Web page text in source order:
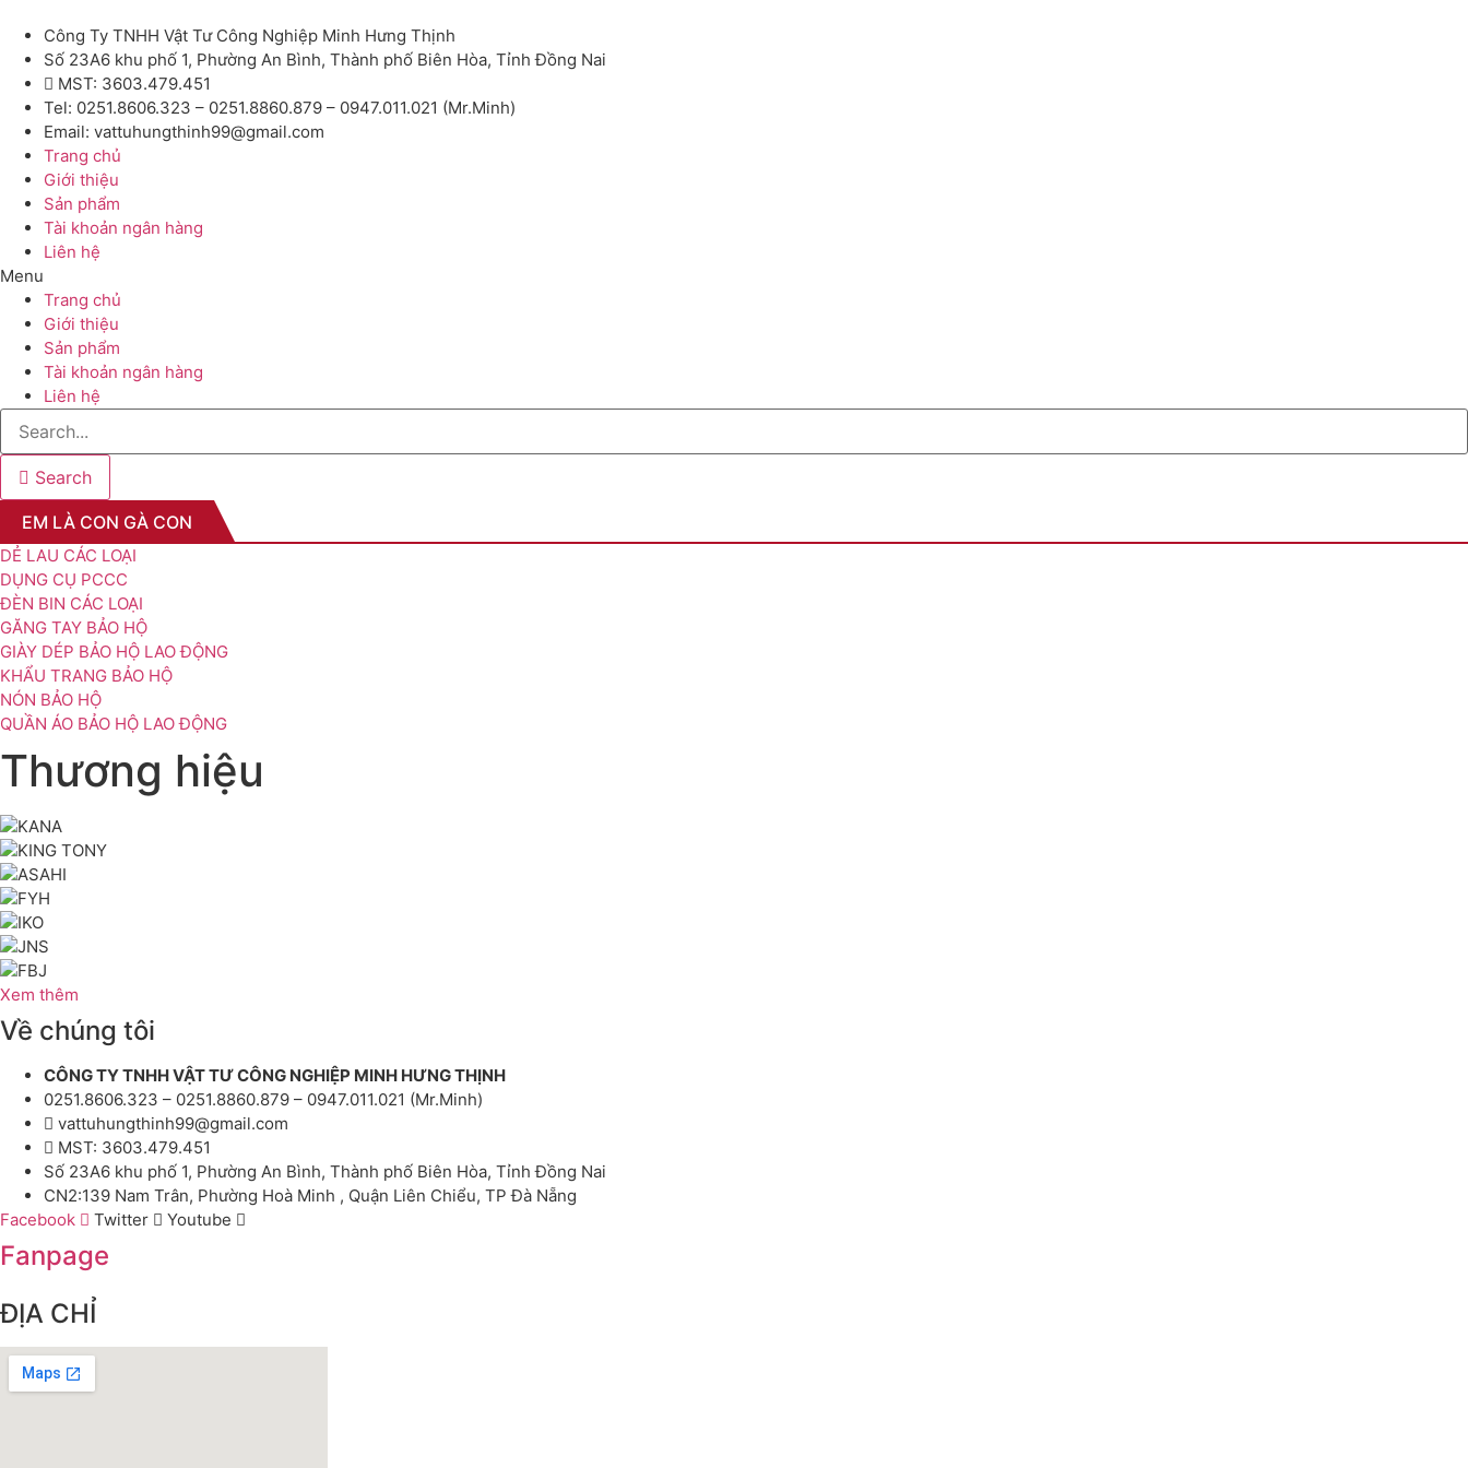
Công Ty TNHH Vật Tư Công Nghiệp Minh Hưng Thịnh
Số 23A6 khu phố 1, Phường An Bình, Thành phố Biên Hòa, Tỉnh Đồng Nai
MST: 3603.479.451
Tel: 0251.8606.323 – 0251.8860.879 – 0947.011.021 (Mr.Minh)
Email: vattuhungthinh99@gmail.com
Trang chủ
Giới thiệu
Sản phẩm
Tài khoản ngân hàng
Liên hệ
Menu
Trang chủ
Giới thiệu
Sản phẩm
Tài khoản ngân hàng
Liên hệ
Search
EM LÀ CON GÀ CON
DẺ LAU CÁC LOẠI
DỤNG CỤ PCCC
ĐÈN BIN CÁC LOẠI
GĂNG TAY BẢO HỘ
GIÀY DÉP BẢO HỘ LAO ĐỘNG
KHẨU TRANG BẢO HỘ
NÓN BẢO HỘ
QUẦN ÁO BẢO HỘ LAO ĐỘNG
Thương hiệu
Xem thêm
Về chúng tôi
CÔNG TY TNHH VẬT TƯ CÔNG NGHIỆP MINH HƯNG THỊNH
0251.8606.323 – 0251.8860.879 – 0947.011.021 (Mr.Minh)
vattuhungthinh99@gmail.com
MST: 3603.479.451
Số 23A6 khu phố 1, Phường An Bình, Thành phố Biên Hòa, Tỉnh Đồng Nai
CN2:139 Nam Trân, Phường Hoà Minh , Quận Liên Chiểu, TP Đà Nẵng
Facebook
Twitter Youtube
Fanpage
ĐỊA CHỈ